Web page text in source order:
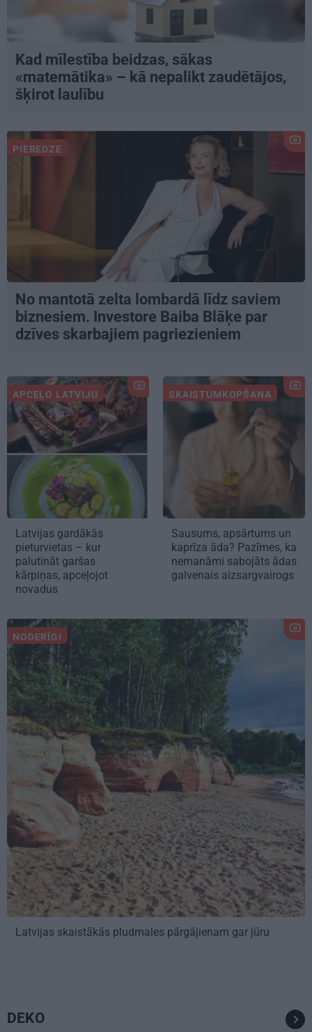
Kad mīlestība beidzas, sākas
«matemātika» – kā nepalikt zaudētājos,
šķirot laulību
PIEREDZE
No mantotā zelta lombardā līdz saviem
biznesiem. Investore Baiba Blāķe par
dzīves skarbajiem pagriezieniem
APCEĻO LATVIJU
Latvijas gardākās
pieturvietas – kur
palutināt garšas
kārpiņas, apceļojot
novadus
SKAISTUMKOPŠANA
Sausums, apsārtums un
kaprīza āda? Pazīmes, ka
nemanāmi sabojāts ādas
galvenais aizsargvairogs
NODERĪGI
Latvijas skaistākās pludmales pārgājienam gar jūru
DEKO